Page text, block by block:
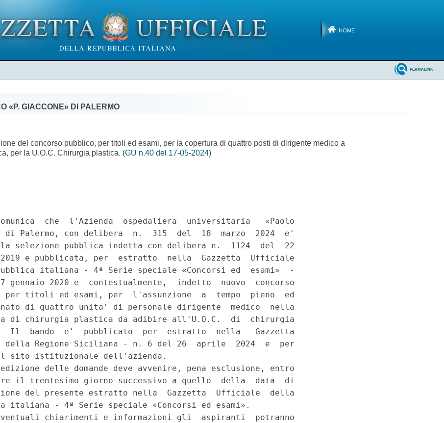
HOME
PERMALINK
«P. GIACCONE» DI PALERMO
del concorso pubblico, per titoli ed esami, per la copertura di quattro posti di dirigente medico a
per la U.O.C. Chirurgia plastica. (GU n.40 del 17-05-2024)